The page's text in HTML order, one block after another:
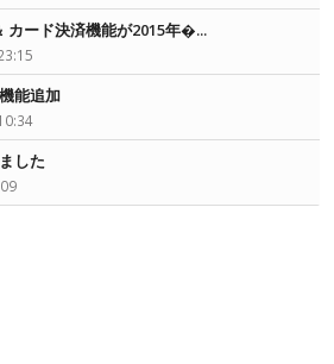
カード決済機能が2015年�...
能追加
した